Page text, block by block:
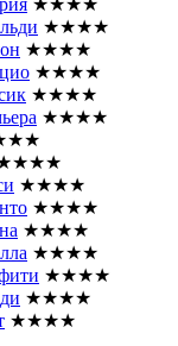
★★★★
★★★★
★★★★
★★★★
★★★★
★★★★
★★★★
★★★★
★★★★
★★★★
★★★★
★★★★